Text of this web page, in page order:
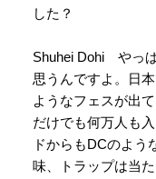
した？
Shuhei Dohi やっ
思うんですよ。日
ようなフェスが出
だけでも何万人も
ドからもDCのよう
味、トラップは当